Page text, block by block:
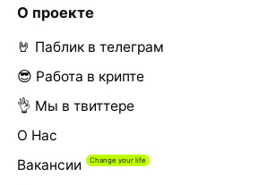
О проекте
🤘 Паблик в телеграм
😎 Работа в крипте
👌 Мы в твиттере
О Нас
Вакансии